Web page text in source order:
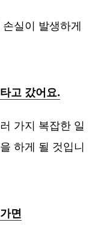
실이 발생하게
고 갔어요.
가지 복잡한 일
하게 될 것입니
면